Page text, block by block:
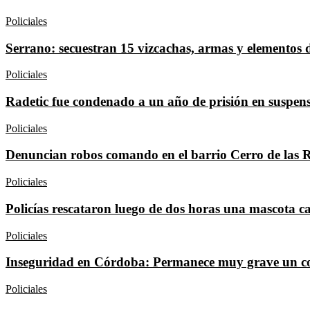
Policiales
Serrano: secuestran 15 vizcachas, armas y
Policiales
Radetic fue condenado a un año de prisión en
Policiales
Denuncian robos comando en el barrio Cerro de las
Policiales
Policías rescataron luego de dos horas una mascota
Policiales
Inseguridad en Córdoba: Permanece muy grave un
Policiales